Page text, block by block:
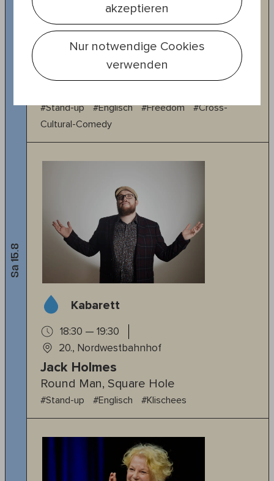
Sa 15.8
Kabarett
20., Nordwestbahnhof
Reginald Bärris
#Stand-up #Englisch #Freedom
#Cross-
Cultural-Comedy
Kabarett
18:30 — 19:30
20., Nordwestbahnhof
Jack Holmes
Round Man, Square Hole
#Stand-up #Englisch #Klischees
akzeptieren
Nur notwendige Cookies
verwenden